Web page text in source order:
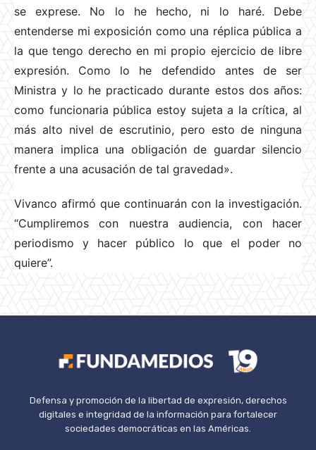
se exprese. No lo he hecho, ni lo haré. Debe
entenderse mi exposición como una réplica pública a
la que tengo derecho en mi propio ejercicio de libre
expresión. Como lo he defendido antes de ser
Ministra y lo he practicado durante estos dos años:
como funcionaria pública estoy sujeta a la crítica, al
más alto nivel de escrutinio, pero esto de ninguna
manera implica una obligación de guardar silencio
frente a una acusación de tal gravedad».
Vivanco afirmó que continuarán con la investigación.
“Cumpliremos con nuestra audiencia, con hacer
periodismo y hacer público lo que el poder no
quiere”.
Defensa y promoción de la libertad de expresión, derechos
digitales e integridad de la información para fortalecer
sociedades democráticas en las Américas.